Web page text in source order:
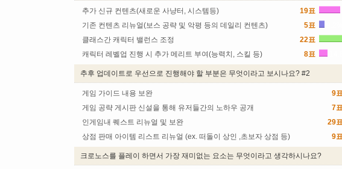
추가 신규 컨텐츠(새로운 사냥터, 시스템등) 19표
기존 컨텐츠 리뉴얼(보스 공략 및 악평 등의 데일리 컨텐츠)
5표
클래스간 캐릭터 밸런스 조정
22표
캐릭터 레벨업 진행 시 추가 메리트 부여(능력치, 스킬 등)
8표
추후 업데이트로 우선으로 진행해야 할 부분은 무엇이라고 보시나요? #2
게임 가이드 내용 보완 9
게임 공략 게시판 신설을 통해 유저들간의 노하우 공개
7
인게임내 퀘스트 리뉴얼 및 보완
29
상점 판매 아이템 리스트 리뉴얼 (ex. 떠돌이 상인 ,초보자 상점 등)
9
크로노스를 플레이 하면서 가장 재미없는 요소는 무엇이라고 생각하시나요?